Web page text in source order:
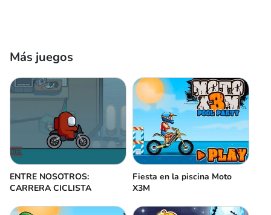
Más juegos
ENTRE NOSOTROS:
CARRERA CICLISTA
Fiesta en la piscina Moto
X3M